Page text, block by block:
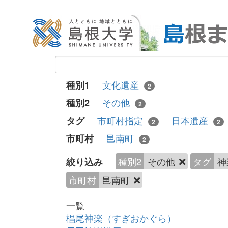
種別1 文化遺産 2
種別2 その他 2
タグ 市町村指定 2 日本遺産 2
市町村 邑南町 2
絞り込み 種別2 その他 タグ
市町村 邑南町
一覧
椙尾神楽（すぎおかぐら）